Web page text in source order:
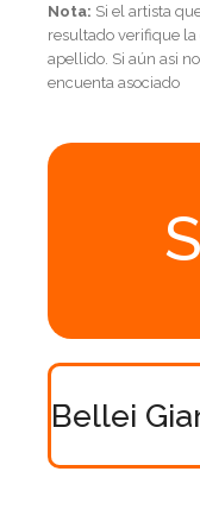
Nota: Si el artista
resultado verifique
apellido. Si aún asi
encuenta asociado
Bellei